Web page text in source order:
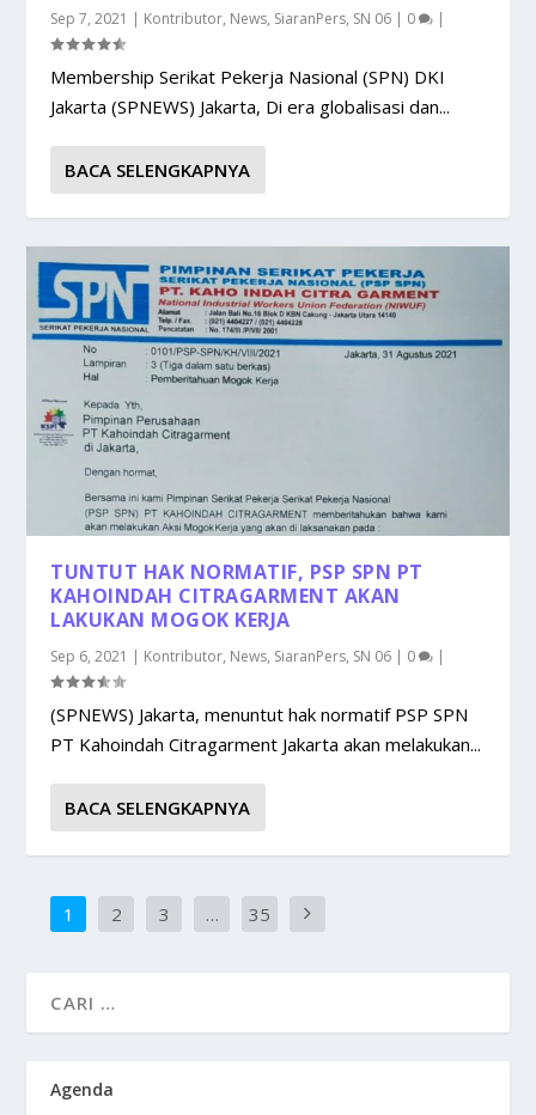
Sep 7, 2021 | Kontributor, News, SiaranPers, SN 06 | 0 |
Membership Serikat Pekerja Nasional (SPN) DKI
Jakarta (SPNEWS) Jakarta, Di era globalisasi dan...
BACA SELENGKAPNYA
TUNTUT HAK NORMATIF, PSP SPN PT
KAHOINDAH CITRAGARMENT AKAN
LAKUKAN MOGOK KERJA
Sep 6, 2021 | Kontributor, News, SiaranPers, SN 06 | 0 |
(SPNEWS) Jakarta, menuntut hak normatif PSP SPN
PT Kahoindah Citragarment Jakarta akan melakukan...
BACA SELENGKAPNYA
1 2 3 … 35
Agenda